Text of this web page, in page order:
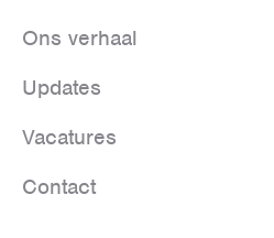
Ons verhaal
Updates
Vacatures
Contact